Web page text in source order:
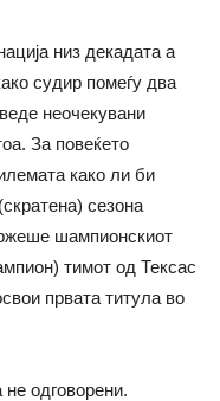
низ декадата а
судир помеѓу два
неочекувани
За повеќето
како ли би
сезона
шампионскиот
тимот од Тексас
првата титула во
одговорени.